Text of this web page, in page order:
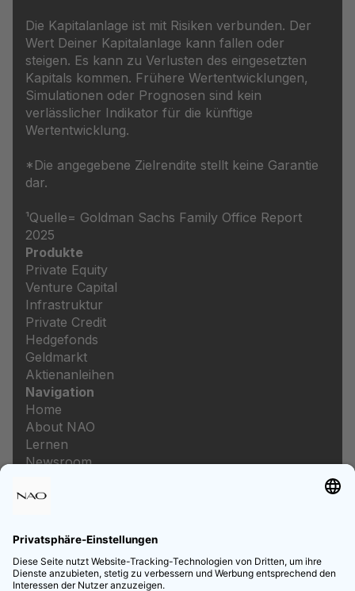
Die Kapitalanlage ist mit Risiken verbunden. Der
Wert Deiner Kapitalanlage kann fallen oder
steigen. Es kann zu Verlusten des eingesetzten
Kapitals kommen. Frühere Wertentwicklungen,
Simulationen oder Prognosen sind kein
verlässlicher Indikator für die künftige
Wertentwicklung.
*Die angegebene Zielrendite stellt keine Garantie
dar.
¹Quelle= Goldman Sachs Family Office Report
2025
Produkte
Private Equity
Venture Capital
Infrastruktur
Private Credit
Hedgefonds
Geldmarkt
Aktienanleihen
Navigation
Home
About NAO
Lernen
Newsroom
Rechtliches
Datenschutz
Datenschutzeinstellungen
Preis- und Leistungsverzeichnis
Informationen zur Barrierefreiheit